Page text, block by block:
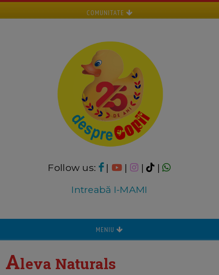
COMUNITATE
Follow us: | | |
|
Intreabă I-MAMI
MENIU
Aleva Naturals